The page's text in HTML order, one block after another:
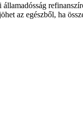
az egészből, ha